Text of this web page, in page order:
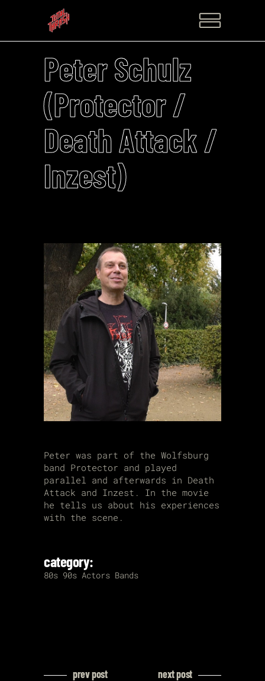
Peter Schulz
(Protector /
Death Attack /
Inzest)
Peter was part of the Wolfsburg
band Protector and played
parallel and afterwards in Death
Attack and Inzest. In the movie
he tells us about his experiences
with the scene.
category:
80s 90s Actors Bands
prev post next post